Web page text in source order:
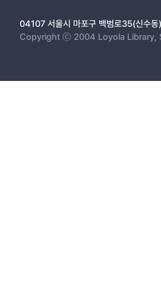
04107 서울시 마포구 백범로35(신수동
Copyright ⓒ 2004 Loyola Library,